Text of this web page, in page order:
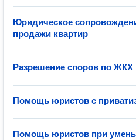
Юридическое
продажи квартир
Разрешение споров по ЖКХ
Помощь юристов с
Помощь юристов при